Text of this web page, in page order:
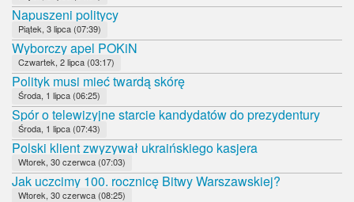
Napuszeni politycy
Piątek, 3 lipca (07:39)
Wyborczy apel POKiN
Czwartek, 2 lipca (03:17)
Polityk musi mieć twardą skórę
Środa, 1 lipca (06:25)
Spór o telewizyjne starcie kandydatów do prezydentury
Środa, 1 lipca (07:43)
Polski klient zwyzywał ukraińskiego kasjera
Wtorek, 30 czerwca (07:03)
Jak uczcimy 100. rocznicę Bitwy Warszawskiej?
Wtorek, 30 czerwca (08:25)